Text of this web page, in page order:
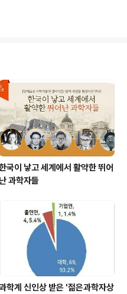
불리는 국
신청한 학
의 발전에
용 유공자는
강국으로 견
을 이끌고 국
한 공로로
국이 낳고 세계에서 활약한 뛰어
난 과학자들
학계 신인상 받은 '젊은과학자상